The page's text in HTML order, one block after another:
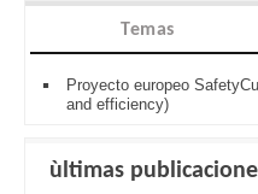
Temas
Proyecto europeo
and efficiency)
ùltimas